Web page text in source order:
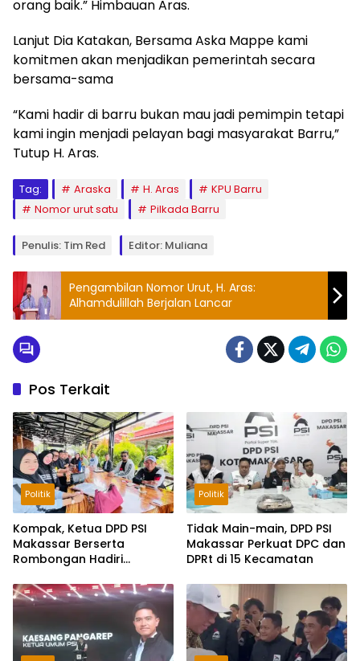
orang baik.” Himbauan Aras.
Lanjut Dia Katakan, Bersama Aska Mappe kami
komitmen akan menjadikan pemerintah secara
bersama-sama
“Kami hadir di barru bukan mau jadi pemimpin tetapi
kami ingin menjadi pelayan bagi masyarakat Barru,”
Tutup H. Aras.
Tag: Araska H. Aras
KPU Barru
Nomor urut satu
Pilkada Barru
Penulis: Tim Red Editor: Muliana
Pengambilan Nomor Urut, H. Aras:
Alhamdulillah Berjalan Lancar
Pos Terkait
Politik
Kompak, Ketua DPD PSI
Makassar Berserta
Rombongan Hadiri
Politik
Tidak Main-main, DPD PSI
Makassar Perkuat DPC dan
DPRt di 15 Kecamatan